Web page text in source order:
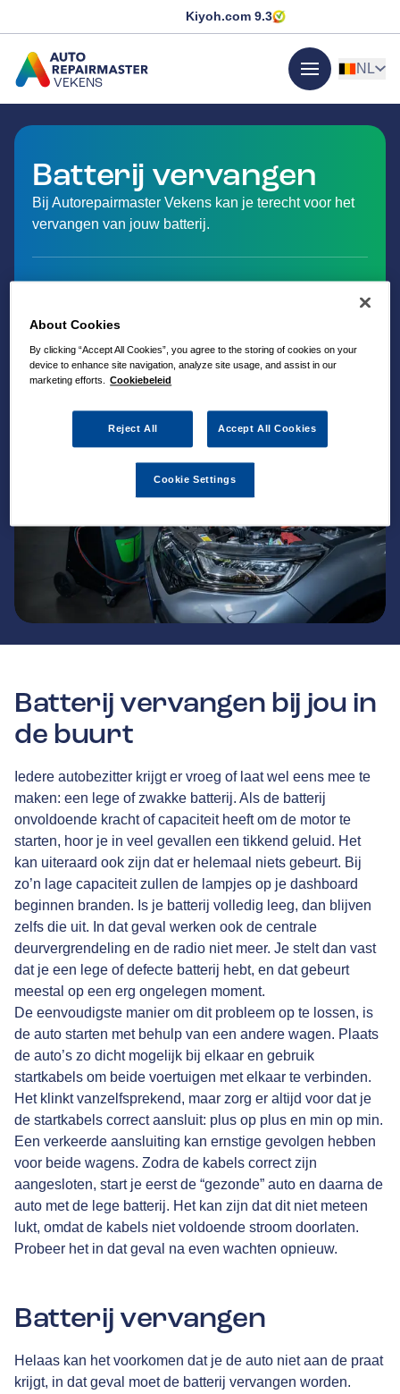
Kiyoh.com 9.3
VEKENS menu
NL
Batterij vervangen
Bij Autorepairmaster Vekens kan je terecht voor het
vervangen van jouw batterij.
Batterij vervangen bij jou in
de buurt
Iedere autobezitter krijgt er vroeg of laat wel eens mee te
maken: een lege of zwakke batterij. Als de batterij
onvoldoende kracht of capaciteit heeft om de motor te
starten, hoor je in veel gevallen een tikkend geluid. Het
kan uiteraard ook zijn dat er helemaal niets gebeurt. Bij
zo’n lage capaciteit zullen de lampjes op je dashboard
beginnen branden. Is je batterij volledig leeg, dan blijven
zelfs die uit. In dat geval werken ook de centrale
deurvergrendeling en de radio niet meer. Je stelt dan vast
dat je een lege of defecte batterij hebt, en dat gebeurt
meestal op een erg ongelegen moment.
De eenvoudigste manier om dit probleem op te lossen, is
de auto starten met behulp van een andere wagen. Plaats
de auto’s zo dicht mogelijk bij elkaar en gebruik
startkabels om beide voertuigen met elkaar te verbinden.
Het klinkt vanzelfsprekend, maar zorg er altijd voor dat je
de startkabels correct aansluit: plus op plus en min op min.
Een verkeerde aansluiting kan ernstige gevolgen hebben
voor beide wagens. Zodra de kabels correct zijn
aangesloten, start je eerst de “gezonde” auto en daarna de
auto met de lege batterij. Het kan zijn dat dit niet meteen
lukt, omdat de kabels niet voldoende stroom doorlaten.
Probeer het in dat geval na even wachten opnieuw.
Batterij vervangen
Helaas kan het voorkomen dat je de auto niet aan de praat
krijgt, in dat geval moet de batterij vervangen worden.
About Cookies
By clicking “Accept All Cookies”, you agree to the storing of cookies on your
device to enhance site navigation, analyze site usage, and assist in our
marketing efforts.
Cookiebeleid
Reject All Accept All Cookies
Cookie Settings